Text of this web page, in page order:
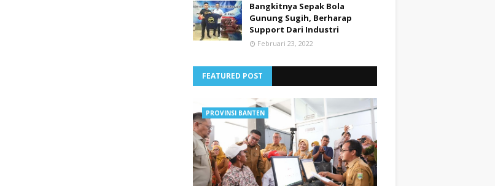
Bangkitnya Sepak Bola
Gunung Sugih, Berharap
Support Dari Industri
Februari 23, 2022
FEATURED POST
PROVINSI BANTEN